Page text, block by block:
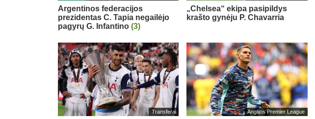
Argentinos federacijos
prezidentas C. Tapia negailėjo
pagyrų G. Infantino (3)
„Chelsea“ ekipa pasipildys
krašto gynėju P. Chavarria
Transferai Anglijos Premier League